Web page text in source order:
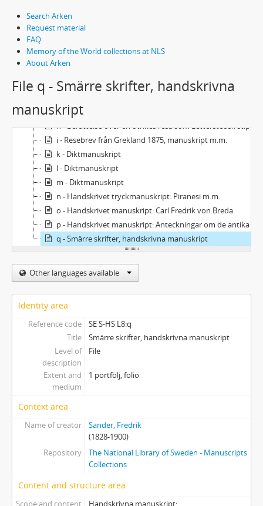
Search Arken
Request material
FAQ
Memory of the World collections at NLS
About Arken
File q - Smärre skrifter, handskrivna
manuskript
L8 - Nils Fredrik Sander, efterlämnade papper
a - Biographica
c - Almanackor m.m.
e - Annotationsbok, med diverse anteckningar
g - Utkast till skrivelser och protokoll m.m.
h - Berättelse över en utrikes resa som Letterstedsk stipendiat 1864-1865
i - Resebrev från Grekland 1875, manuskript m.m.
k - Diktmanuskript
l - Diktmanuskript
m - Diktmanuskript
n - Handskrivet tryckmanuskript: Piranesi m.m.
o - Handskrivet manuskript: Carl Fredrik von Breda
p - Handskrivet manuskript: Anteckningar om de antika vaserna i Nationalmuseum
q - Smärre skrifter, handskrivna manuskript
Other languages available
Identity area
Reference code
SE S-HS L8:q
Title
Smärre skrifter, handskrivna manuskript
Level of
description
File
Extent and
medium
1 portfölj, folio
Context area
Name of creator
Sander, Fredrik
(1828-1900)
Repository
The National Library of Sweden - Manuscripts
Collections
Content and structure area